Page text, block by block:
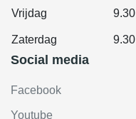
Vrijdag 9.30
Zaterdag 9.30
Social media
Facebook
Youtube